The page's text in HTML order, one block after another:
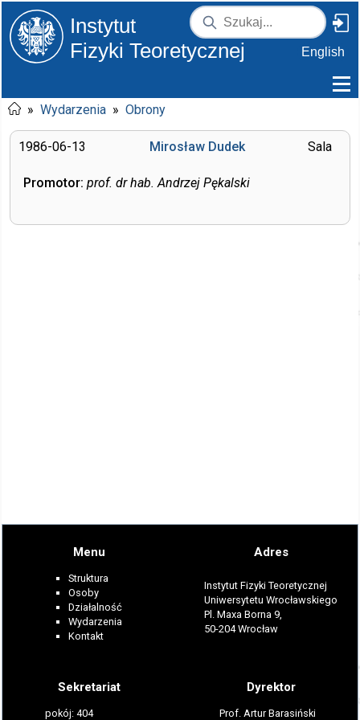
Instytut
Fizyki Teoretycznej
English
» Wydarzenia » Obrony
1986-06-13 Sala
Mirosław Dudek
Promotor: prof. dr hab. Andrzej Pękalski
Menu
Struktura
Osoby
Działalność
Wydarzenia
Kontakt
Adres
Instytut Fizyki Teoretycznej
Uniwersytetu Wrocławskiego
Pl. Maxa Borna 9,
50-204 Wrocław
Sekretariat
pokój: 404
Dyrektor
Prof. Artur Barasiński